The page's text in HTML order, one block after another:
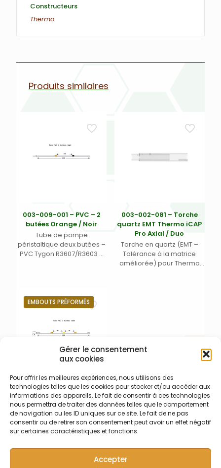
Gérer le consentement
aux cookies
Pour offrir les meilleures expériences, nous utilisons des
technologies telles que les cookies pour stocker et/ou accéder aux
informations des appareils. Le fait de consentir à ces technologies
nous permettra de traiter des données telles que le comportement
de navigation ou les ID uniques sur ce site. Le fait de ne pas
consentir ou de retirer son consentement peut avoir un effet négatif
sur certaines caractéristiques et fonctions.
Accepter
Constructeurs
Thermo
Produits similaires
003-009-001 – PVC – 2
butées Orange / Noir
Tube de pompe
péristaltique deux butées –
PVC Tygon R3607/R3603 –
003-002-081 – Torche
quartz EMT Thermo iCAP
Pro Axial / Duo
Torche en quartz (EMT –
Tolérance à la matrice
améliorée) pour Thermo
EMBOUTS PRÉFORMÉS
003-009-306
Tube de pompe
péristaltique en PVC
R307/R3603 – 3 butées – 95
mm entre butées –
– Long. 455 mm – DI 0,51